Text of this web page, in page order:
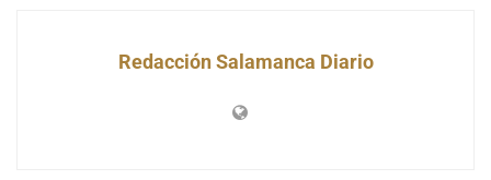
Redacción Salamanca Diario